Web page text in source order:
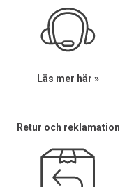
Läs mer här »
Retur och reklamation